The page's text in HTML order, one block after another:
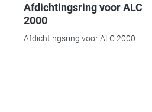
Afdichtingsring voor ALC
2000
Afdichtingsring voor ALC 2000